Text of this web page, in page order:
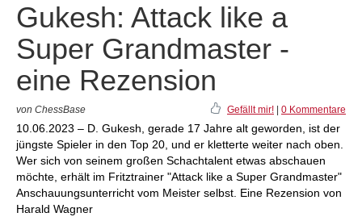
Gukesh: Attack like a
Super Grandmaster -
eine Rezension
von ChessBase Gefällt mir! 0 Kommentare
10.06.2023 – D. Gukesh, gerade 17 Jahre alt geworden, ist der
jüngste Spieler in den Top 20, und er kletterte weiter nach oben.
Wer sich von seinem großen Schachtalent etwas abschauen
möchte, erhält im Fritztrainer "Attack like a Super Grandmaster"
Anschauungsunterricht vom Meister selbst. Eine Rezension von
Harald Wagner